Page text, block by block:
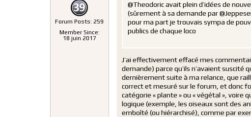
Forum Posts: 259
Member Since:
18 juin 2017
@Theodoric avait plein d’idées de
(sûrement à sa demande par
pour ma part je trouvais sympa de
publics de chaque loco
J’ai effectivement effacé mes
demande) parce qu’ils n’avaient suscité
dernièrement suite à ma relance, que
correct et mesuré sur le forum, et donc
catégorie « plante » ou « végétal », voire
logique (exemple, les oiseaux sont des
emboîté (ou hiérarchisé), comme par